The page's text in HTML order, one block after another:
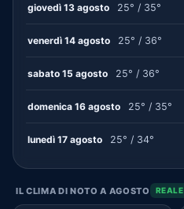
giovedì 13 agosto 25° / 35°
venerdì 14 agosto 25° / 36°
sabato 15 agosto 25° / 36°
domenica 16 agosto 25° / 35°
lunedì 17 agosto 25° / 34°
IL CLIMA DI NOTO A AGOSTO REALE